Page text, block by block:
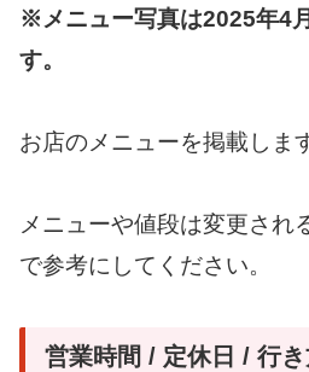
※メニュー写真は2025年4
す。
お店のメニューを掲載しま
メニューや値段は変更され
で参考にしてください。
営業時間 / 定休日 / 行